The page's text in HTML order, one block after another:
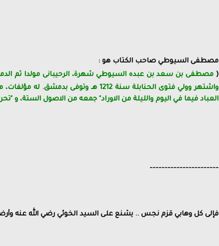
مصطفى السيوطي صاحب الكتاب هو :
( مصطفى بن سعد بن عبده السيوطي شهرة، الرحيبانى مولدا ثم
واشتهر وولي فتوى الحنابلة سنة 1212
العباد فيما في اليوم والليلة من الاوراد" جمعه من الاصول الستة، و
-----------------------
فإلى كل وهابي قزم نجس .. يشنع على السيد الخوئي رضي الله عنه